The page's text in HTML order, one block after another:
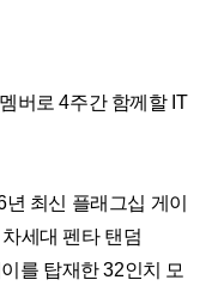
버로 4주간 함께할 IT
최신 플래그십 게이
세대 펜타 탠덤
를 탑재한 32인치 모